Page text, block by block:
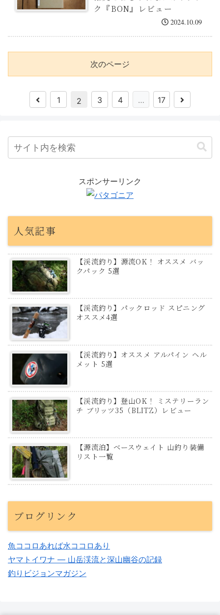
ク『BON』レビュー
2024.10.09
次のページ
1 2 3 4 … 17
スポンサーリンク
人気記事
【渓流釣り】源流OK！ オススメ バッ
クパック 5選
【渓流釣り】パックロッド スピニング
オススメ4選
【渓流釣り】オススメ アルパイン ヘル
メット 5選
【渓流釣り】登山OK！ ミステリーラン
チ ブリッツ35（BLITZ）レビュー
【源流泊】ベースウェイト 山釣り装備
リスト一覧
ブログリンク
魚ココロあれば水ココロあり
ヤマトイワナ — 山岳渓流と深山幽谷の記録
釣りビジョンマガジン